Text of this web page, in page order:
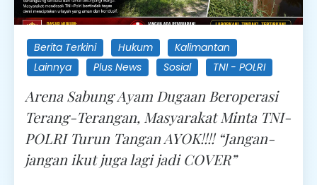
Berita Terkini Hukum
Kalimantan
Lainnya
Plus News Sosial TNI - POLRI
Arena Sabung Ayam Dugaan Beroperasi
Terang-Terangan, Masyarakat Minta TNI-
POLRI Turun Tangan AYOK!!!! “Jangan-
jangan ikut juga lagi jadi COVER”